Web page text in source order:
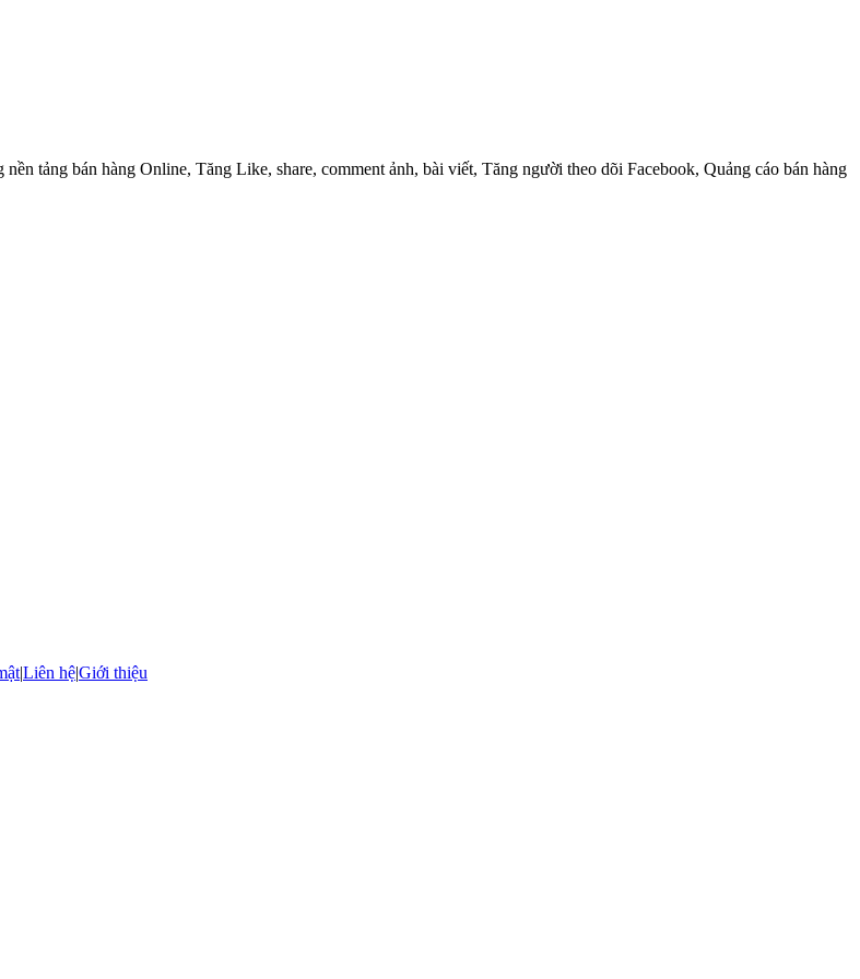
tảng bán hàng Online, Tăng Like, share, comment ảnh, bài viết, Tăng người theo dõi Facebook, Quảng cáo bán hàng
|Liên hệ|Giới thiệu